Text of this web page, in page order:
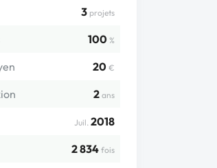
3 projets
100 %
20 €
2 ans
Juil. 2018
2 834 fois